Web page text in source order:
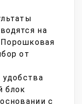
на
от
блок
с